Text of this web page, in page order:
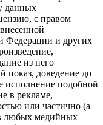
данных
с правом
Федерации и других
из него
показ, доведение до
исполнение подобной
в рекламе,
или частично (а
любых медийных